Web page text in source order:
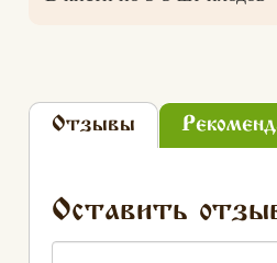
Отзывы
Оставить